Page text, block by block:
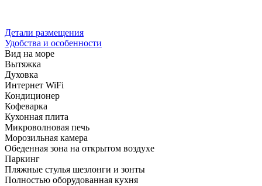
Детали размещения
Удобства и особенности
Вид на море
Вытяжка
Духовка
Интернет WiFi
Кондиционер
Кофеварка
Кухонная плита
Микроволновая печь
Морозильная камера
Обеденная зона на открытом воздухе
Паркинг
Пляжные стулья шезлонги и зонты
Полностью оборудованная кухня